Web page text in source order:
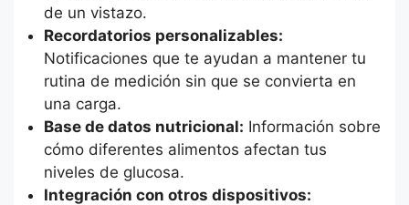
de un vistazo.
Recordatorios personalizables:
Notificaciones que te ayudan a mantener tu
rutina de medición sin que se convierta en
una carga.
Base de datos nutricional: Información sobre
cómo diferentes alimentos afectan tus
niveles de glucosa.
Integración con otros dispositivos: